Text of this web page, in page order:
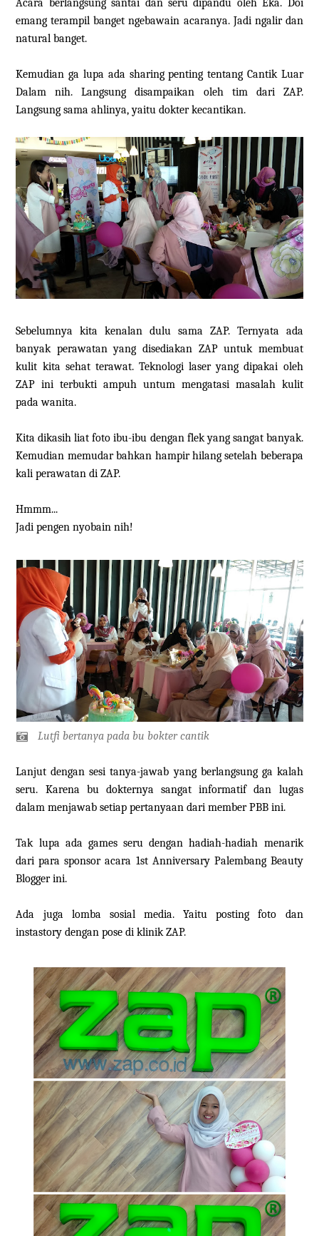
Acara berlangsung santai dan seru dipandu oleh Eka. Doi
emang terampil banget ngebawain acaranya. Jadi ngalir dan
natural banget.
Kemudian ga lupa ada sharing penting tentang Cantik Luar
Dalam nih. Langsung disampaikan oleh tim dari ZAP.
Langsung sama ahlinya, yaitu dokter kecantikan.
Sebelumnya kita kenalan dulu sama ZAP. Ternyata ada
banyak perawatan yang disediakan ZAP untuk membuat
kulit kita sehat terawat. Teknologi laser yang dipakai oleh
ZAP ini terbukti ampuh untum mengatasi masalah kulit
pada wanita.
Kita dikasih liat foto ibu-ibu dengan flek yang sangat banyak.
Kemudian memudar bahkan hampir hilang setelah beberapa
kali perawatan di ZAP.
Hmmm...
Jadi pengen nyobain nih!
Lutfi bertanya pada bu bokter cantik
Lanjut dengan sesi tanya-jawab yang berlangsung ga kalah
seru. Karena bu dokternya sangat informatif dan lugas
dalam menjawab setiap pertanyaan dari member PBB ini.
Tak lupa ada games seru dengan hadiah-hadiah menarik
dari para sponsor acara 1st Anniversary Palembang Beauty
Blogger ini.
Ada juga lomba sosial media. Yaitu posting foto dan
instastory dengan pose di klinik ZAP.